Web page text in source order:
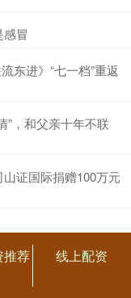
冒
东进》“七一档”重返
”，和父亲十年不联
证国际捐赠100万元
推荐 线上配资